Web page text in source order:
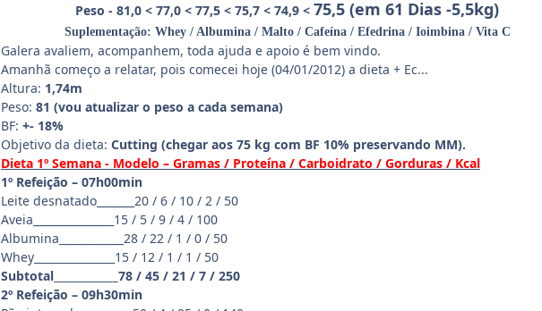
Peso - 81,0 < 77,0 < 77,5 < 75,7 < 74,9 <75,5 (em 61 Dias -5,5kg)
Suplementação: Whey / Albumina / Malto / Cafeína / Efedrina / Ioimbina / Vita C
Galera avaliem, acompanhem, toda ajuda e apoio é bem vindo.
Amanhã começo a relatar, pois comecei hoje (04/01/2012) a dieta + Ec...
Altura: 1,74m
Peso: 81 (vou atualizar o peso a cada semana)
BF: +- 18%
Objetivo da dieta: Cutting (chegar aos 75 kg com BF 10% preservando MM).
Dieta 1º Semana - Modelo – Gramas / Proteína / Carboidrato / Gorduras / Kcal
1º Refeição – 07h00min
Leite desnatado_______20 / 6 / 10 / 2 / 50
Aveia_______________15 / 5 / 9 / 4 / 100
Albumina____________28 / 22 / 1 / 0 / 50
Whey_______________15 / 12 / 1 / 1 / 50
Subtotal____________78 / 45 / 21 / 7 / 250
2º Refeição – 09h30min